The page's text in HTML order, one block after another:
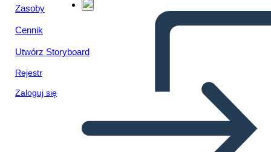
Zasoby
Cennik
Utwórz Storyboard
Rejestr
Zaloguj się